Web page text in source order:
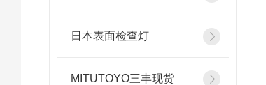
日本表面检查灯
MITUTOYO三丰现货